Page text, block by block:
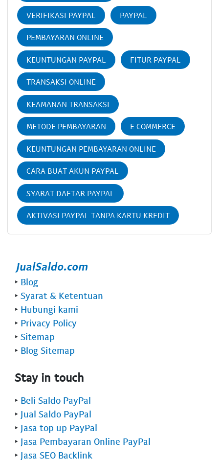
VERIFIKASI PAYPAL PAYPAL
PEMBAYARAN ONLINE
KEUNTUNGAN PAYPAL FITUR PAYPAL
TRANSAKSI ONLINE
KEAMANAN TRANSAKSI
METODE PEMBAYARAN E COMMERCE
KEUNTUNGAN PEMBAYARAN ONLINE
CARA BUAT AKUN PAYPAL
SYARAT DAFTAR PAYPAL
AKTIVASI PAYPAL TANPA KARTU KREDIT
‣ Blog
‣ Syarat & Ketentuan
‣ Hubungi kami
‣ Privacy Policy
‣ Sitemap
‣ Blog Sitemap
Stay in touch
‣ Beli Saldo PayPal
‣ Jual Saldo PayPal
‣ Jasa top up PayPal
‣ Jasa Pembayaran Online PayPal
‣ Jasa SEO Backlink